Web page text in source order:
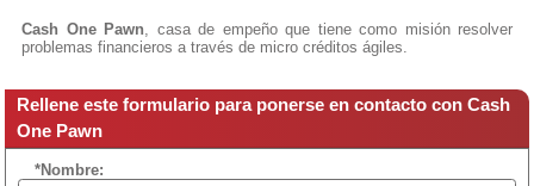
Cash One Pawn, casa de empeño que tiene como misión resolver
problemas financieros a través de micro créditos ágiles.
Rellene este formulario para ponerse en contacto con Cash
One Pawn
*Nombre: